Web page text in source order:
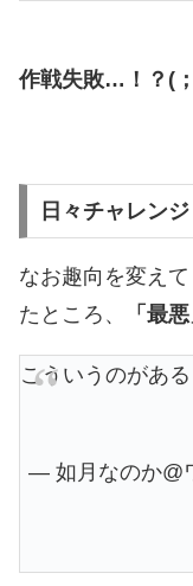
作戦失敗…！？(
日々チャレンジ
なお趣向を変えて
たところ、
「最悪
こういうのがあ
— 如月なのか@